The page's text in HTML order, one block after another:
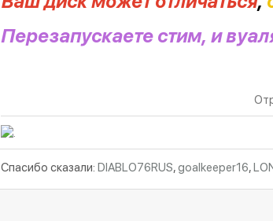
Перезапускаете стим, и
Спасибо сказали: DIABLO76RUS, goalkeeper16,